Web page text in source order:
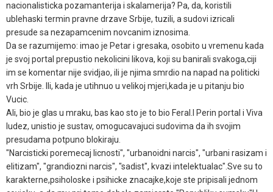
nacionalisticka pozamanterija i skalamerija? Pa, da, koristili
ublehaski termin pravne drzave Srbije, tuzili, a sudovi izricali
presude sa nezapamcenim novcanim iznosima.
Da se razumijemo: imao je Petar i gresaka, osobito u vremenu kada
je svoj portal prepustio nekolicini likova, koji su banirali svakoga,ciji
im se komentar nije svidjao, ili je njima smrdio na napad na politicki
vrh Srbije. Ili, kada je utihnuo u velikoj mjeri,kada je u pitanju bio
Vucic.
Ali, bio je glas u mraku, bas kao sto je to bio Feral.I Perin portal i Viva
ludez, unistio je sustav, omogucavajuci sudovima da ih svojim
presudama potpuno blokiraju.
"Narcisticki poremecaj licnosti", "urbanoidni narcis", "urbani rasizam i
elitizam", "grandiozni narcis", "sadist", kvazi intelektualac".Sve su to
karakterne,psiholoske i psihicke znacajke,koje ste pripisali jednom